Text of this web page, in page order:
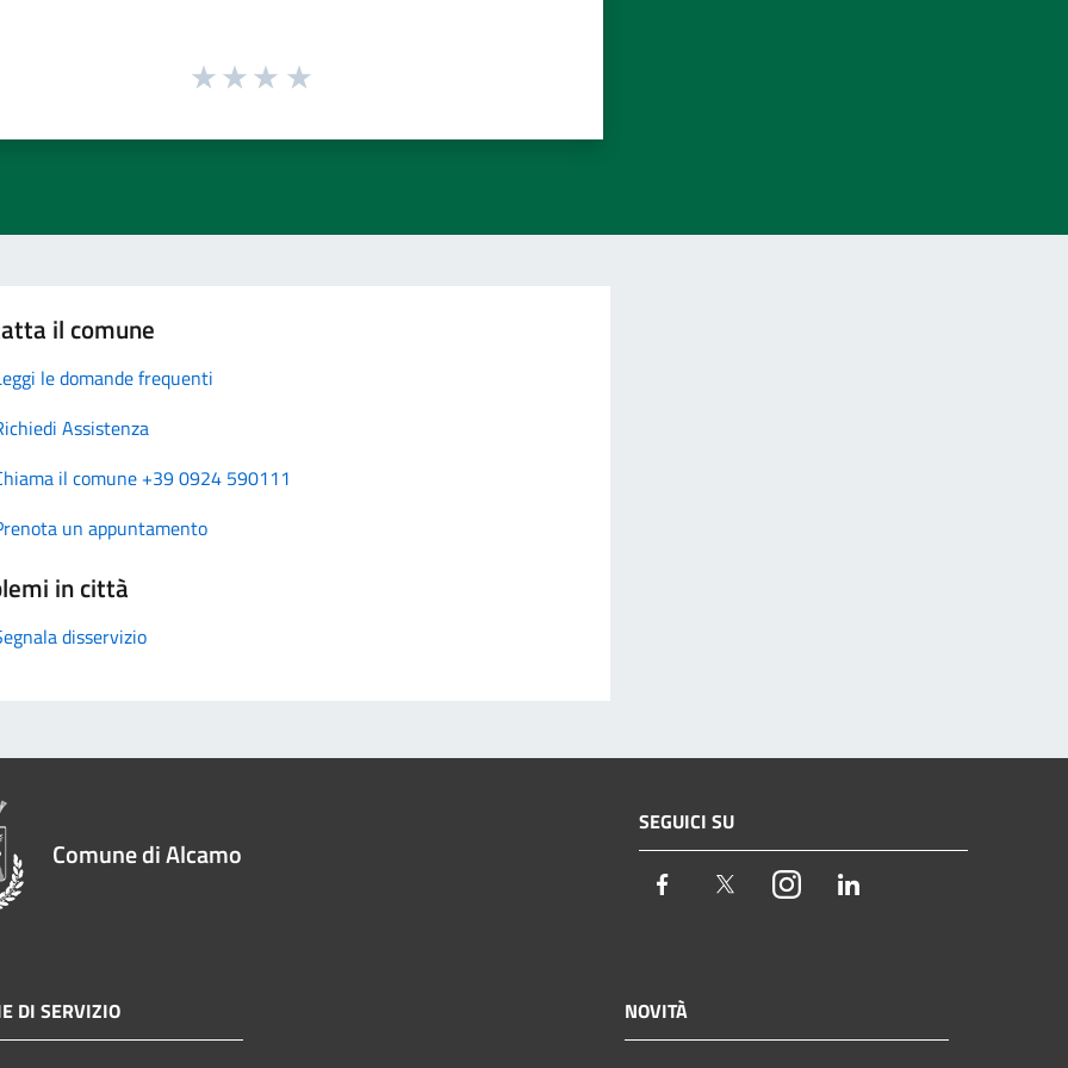
il comune
le domande frequenti
Assistenza
il comune +39 0924 590111
un appuntamento
in città
disservizio
Comune di Alcamo
SEGUICI SU
Facebook TwitterInstagram
DI SERVIZIO NOVITÀ